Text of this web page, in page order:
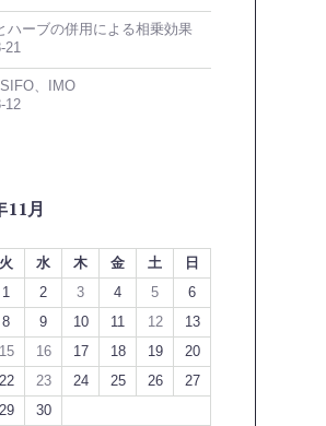
ハーブの併用による相乗効果
21
、IMO
12
11月
火 水 木 金 土
日
1
2 3 4 5
6
8 9 10 11 12
13
15 16 17 18 19
20
22 23 24 25 26
27
29
30